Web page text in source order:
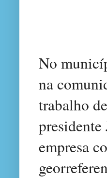
No
na
trabalho
presidente
empresa